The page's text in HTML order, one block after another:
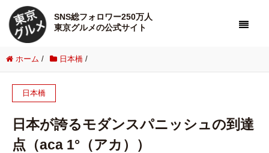
SNS総フォロワー250万人
東京グルメの公式サイト
ホーム / 日本橋 /
日本橋
日本が誇るモダンスパニッシュの到達
点（aca 1°（アカ））